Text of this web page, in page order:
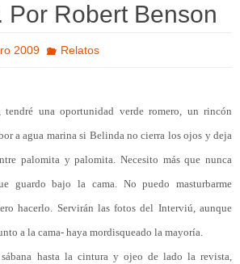
Por Robert Benson
2009 Relatos
tendré una oportunidad verde romero, un rincón
a agua marina si Belinda no cierra los ojos y deja
palomita y palomita. Necesito más que nunca
guardo bajo la cama. No puedo masturbarme
hacerlo. Servirán las fotos del Interviú, aunque
a la cama- haya mordisqueado la mayoría.
hasta la cintura y ojeo de lado la revista,